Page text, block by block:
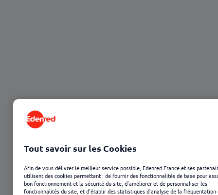
12 août 2025
Tout savoir sur les Cookies
Afin de vous délivrer le meilleur service possible, Edenred France et ses
utilisent des cookies permettant : de fournir des fonctionnalités de base pour
bon fonctionnement et la sécurité du site, d'améliorer et de personnaliser les
fonctionnalités du site, et d'établir des statistiques d'analyse de la fréquentation